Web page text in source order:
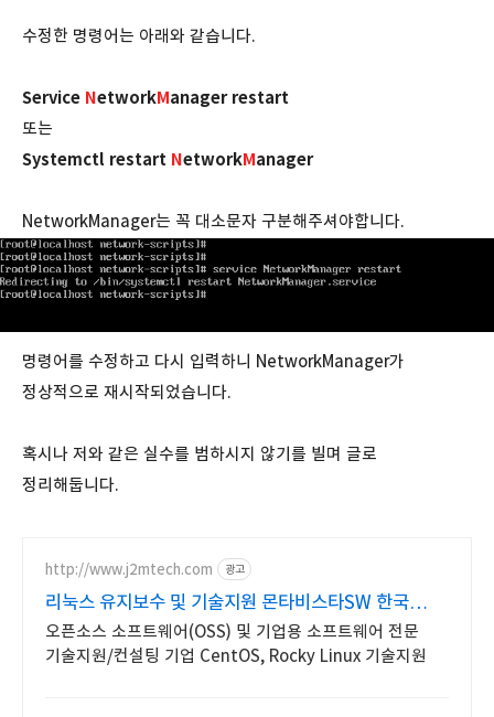
수정한 명령어는 아래와 같습니다.
Service NetworkManager restart
또는
Systemctl restart NetworkManager
NetworkManager는 꼭 대소문자 구분해주셔야합니다.
명령어를 수정하고 다시 입력하니 NetworkManager가
정상적으로 재시작되었습니다.
혹시나 저와 같은 실수를 범하시지 않기를 빌며 글로
정리해둡니다.
http://www.j2mtech.com 광고
리눅스 유지보수 및 기술지원 몬타비스타SW 한국
대리점
오픈소스 소프트웨어(OSS) 및 기업용 소프트웨어 전문
기술지원/컨설팅 기업 CentOS, Rocky Linux 기술지원